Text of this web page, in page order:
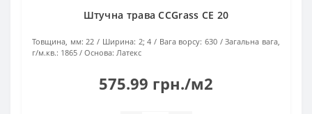
Штучна трава CCGrass СЕ 20
Товщина, мм: 22 Ширина: 2; 4 Вага ворсу: 630
Загальна вага,
г/м.кв.: 1865 Основа: Латекс
575.99 грн./м2